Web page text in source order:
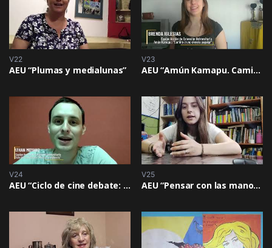
V22
AEU “Plumas y medialunas”
V23
AEU “Amún Kamapu. Camino a una ciencia popular”
V24
AEU “Ciclo de cine debate: Pensar la violencia”
V25
AEU “Pensar con las manos. Difusión y educación acerca de la cultura sorda y la lengua de señas”